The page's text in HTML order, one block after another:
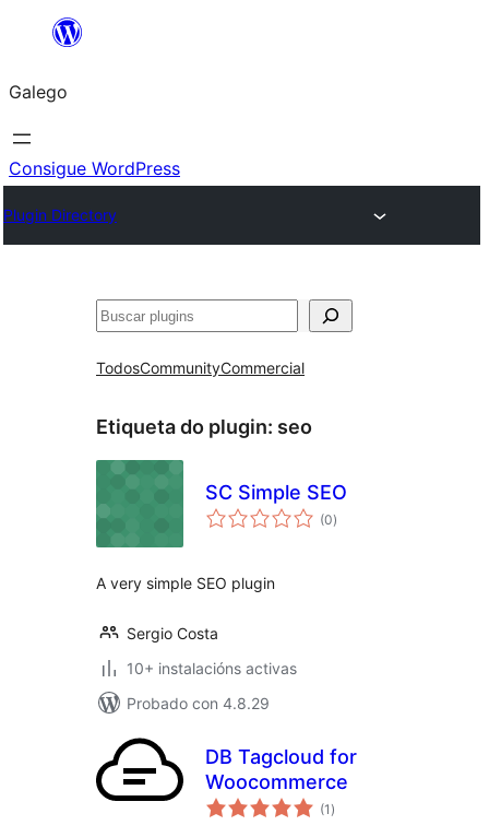
Saltar
contido
Galego
Consigue WordPress
Plugin Directory
Buscar
TodosCommunityCommercial
Etiqueta do plugin: seo
SC Simple SEO
(0valoracións
totais
)
A very simple SEO plugin
Sergio Costa
10+ instalacións activas
Probado con 4.8.29
DB Tagcloud for
Woocommerce
(1 valoracións
totais
)